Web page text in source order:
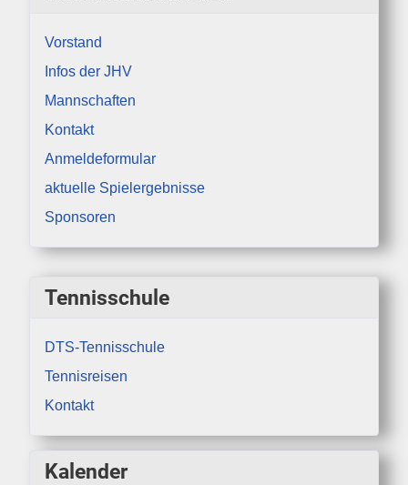
Tennisschule
DTS-Tennisschule
Tennisreisen
Kontakt
Kalender
Vorstand
Infos der JHV
Mannschaften
Kontakt
Anmeldeformular
aktuelle Spielergebnisse
Sponsoren